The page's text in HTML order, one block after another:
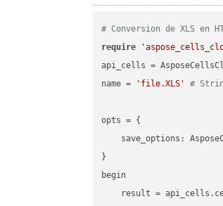
# Conversion de XLS en
require
api_cells =
name =
'file.XLS' #
opts = {
save_options:
}
begin
result =